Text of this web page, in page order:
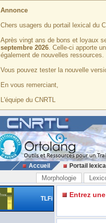
Annonce
Chers usagers du portail lexical du
Après vingt ans de bons et loyaux
septembre 2026. Celle-ci apporte
également de nouvelles ressources.
Vous pouvez tester la nouvelle
En vous remerciant,
L'équipe du CNRTL
Accueil Portail lexical
Morphologie
TLFi Entrez